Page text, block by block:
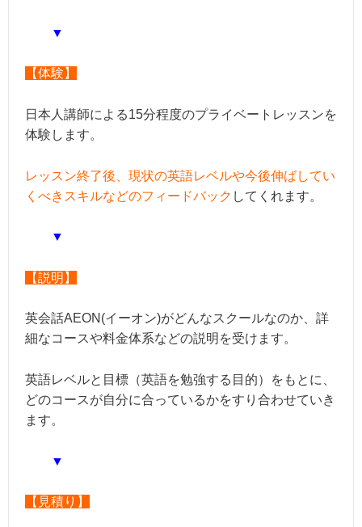
▼
【体験】
日本人講師による15分程度のプライベートレッスンを
体験します。
レッスン終了後、現状の英語レベルや今後伸ばしてい
くべきスキルなどのフィードバック してくれます。
▼
【説明】
英会話AEON(イーオン)がどんなスクールなのか、詳
細なコースや料金体系などの説明を受けます。
英語レベルと目標（英語を勉強する目的）をもとに、
どのコースが自分に合っているかをすり合わせていき
ます。
▼
【見積り】